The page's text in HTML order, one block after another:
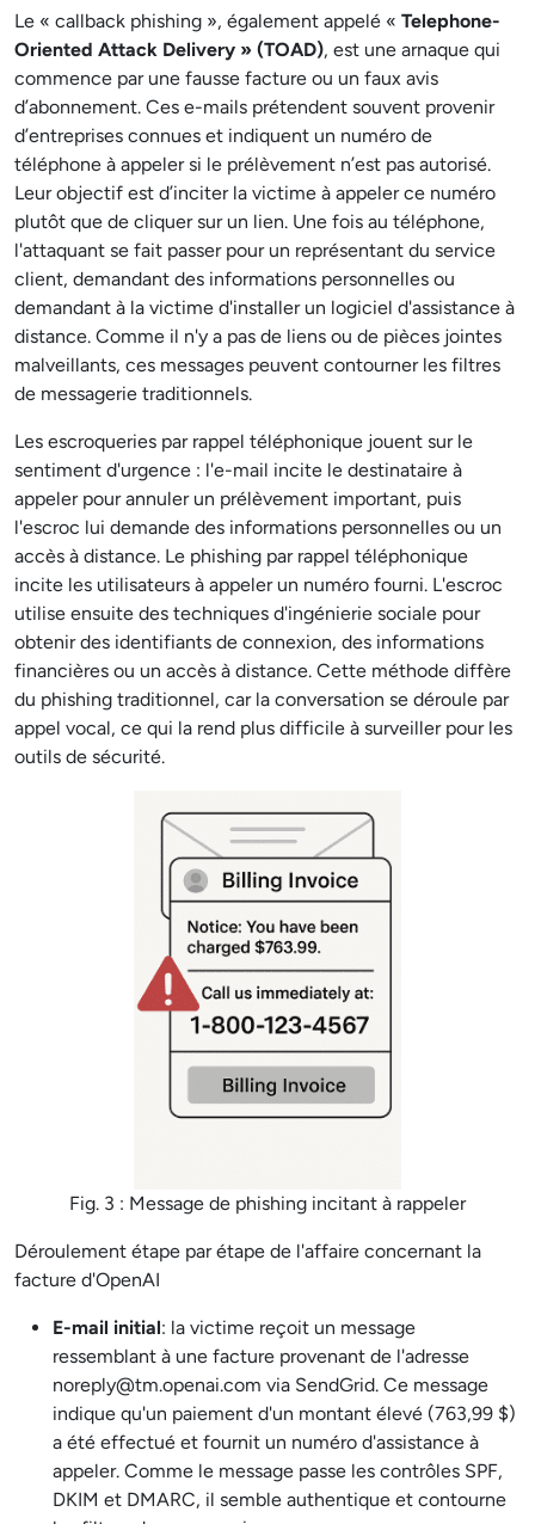
Le « callback phishing », également appelé « Telephone-
Oriented Attack Delivery » (TOAD), est une arnaque qui
commence par une fausse facture ou un faux avis
d’abonnement. Ces e-mails prétendent souvent provenir
d’entreprises connues et indiquent un numéro de
téléphone à appeler si le prélèvement n’est pas autorisé.
Leur objectif est d’inciter la victime à appeler ce numéro
plutôt que de cliquer sur un lien. Une fois au téléphone,
l'attaquant se fait passer pour un représentant du service
client, demandant des informations personnelles ou
demandant à la victime d'installer un logiciel d'assistance à
distance. Comme il n'y a pas de liens ou de pièces jointes
malveillants, ces messages peuvent contourner les filtres
de messagerie traditionnels.
Les escroqueries par rappel téléphonique jouent sur le
sentiment d'urgence : l'e-mail incite le destinataire à
appeler pour annuler un prélèvement important, puis
l'escroc lui demande des informations personnelles ou un
accès à distance. Le phishing par rappel téléphonique
incite les utilisateurs à appeler un numéro fourni. L'escroc
utilise ensuite des techniques d'ingénierie sociale pour
obtenir des identifiants de connexion, des informations
financières ou un accès à distance. Cette méthode diffère
du phishing traditionnel, car la conversation se déroule par
appel vocal, ce qui la rend plus difficile à surveiller pour les
outils de sécurité.
Fig. 3 : Message de phishing incitant à rappeler
Déroulement étape par étape de l'affaire concernant la
facture d'OpenAI
E-mail initial: la victime reçoit un message
ressemblant à une facture provenant de l'adresse
noreply@tm.openai.com via SendGrid. Ce message
indique qu'un paiement d'un montant élevé (763,99 $)
a été effectué et fournit un numéro d'assistance à
appeler. Comme le message passe les contrôles SPF,
DKIM et DMARC, il semble authentique et contourne